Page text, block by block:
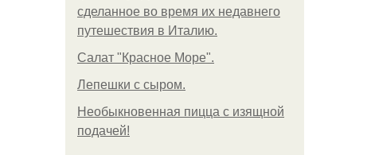
сделанное во время их недавнего
путешествия в Италию.
Салат "Красное Море".
Лепешки с сыром.
Необыкновенная пицца с изящной
подачей!